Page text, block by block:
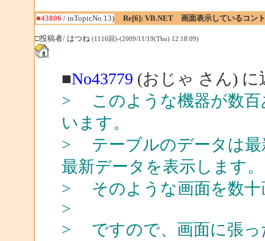
■43806 / inTopicNo.13) Re[6]: VB.NET 画面表示しているコン
□投稿者/ はつね (1116回)-(2009/11/19(Thu) 12:18:09)
■No43779 (おじゃ さん) に
> このような機器が数百
います。
> テーブルのデータは最
最新データを表示します
> そのような画面を数十
>
> ですので、画面に張っ